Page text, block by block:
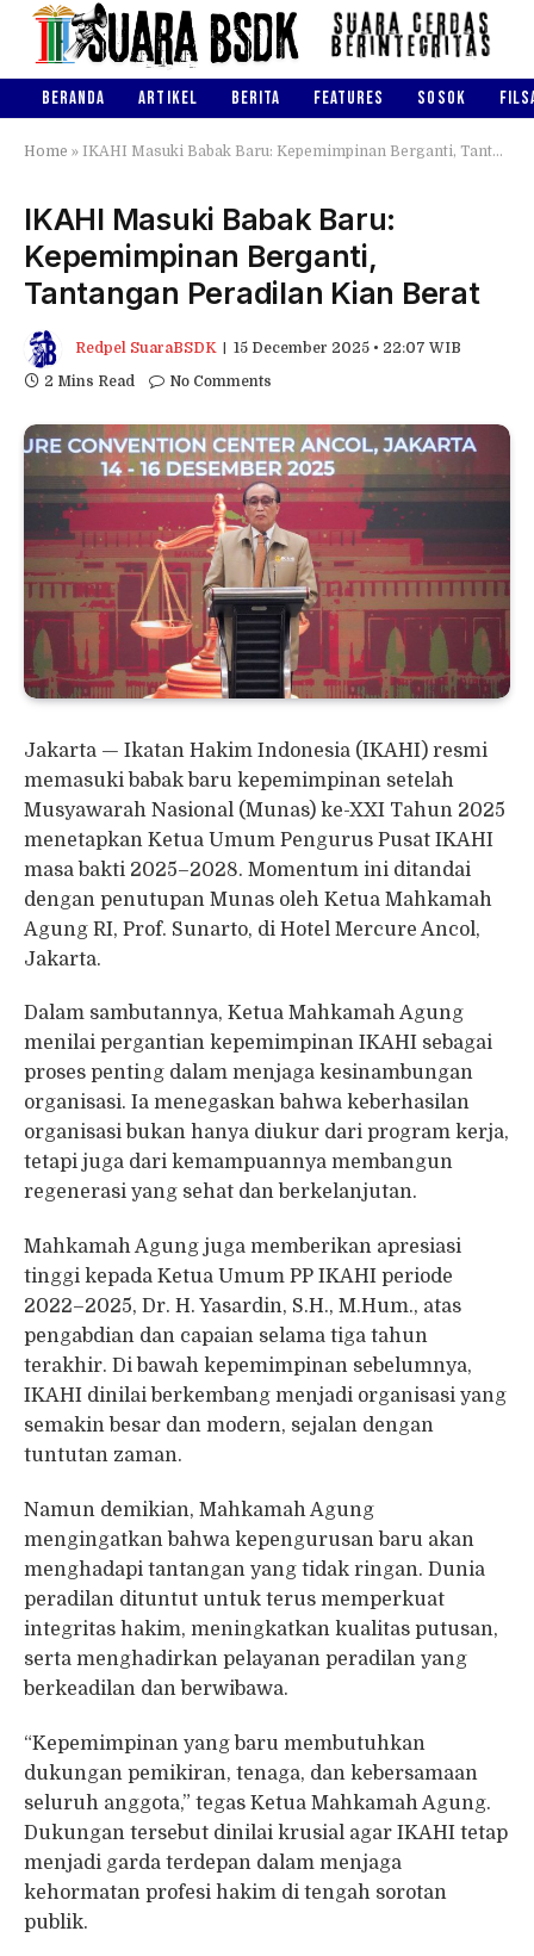
BERANDA ARTIKEL BERITA FEATURES SOSOK
Home » IKAHI Masuki Babak Baru: Kepemimpinan Berganti, Tantangan Peradilan Kian Berat
IKAHI Masuki Babak Baru:
Kepemimpinan Berganti,
Tantangan Peradilan Kian Berat
Redpel SuaraBSDK
15 December 2025 • 22:07 WIB
2 Mins Read
No Comments
Jakarta — Ikatan Hakim Indonesia (IKAHI) resmi
memasuki babak baru kepemimpinan setelah
Musyawarah Nasional (Munas) ke-XXI Tahun 2025
menetapkan Ketua Umum Pengurus Pusat IKAHI
masa bakti 2025–2028. Momentum ini ditandai
dengan penutupan Munas oleh Ketua Mahkamah
Agung RI, Prof. Sunarto, di Hotel Mercure Ancol,
Jakarta.
Dalam sambutannya, Ketua Mahkamah Agung
menilai pergantian kepemimpinan IKAHI sebagai
proses penting dalam menjaga kesinambungan
organisasi. Ia menegaskan bahwa keberhasilan
organisasi bukan hanya diukur dari program kerja,
tetapi juga dari kemampuannya membangun
regenerasi yang sehat dan berkelanjutan.
Mahkamah Agung juga memberikan apresiasi
tinggi kepada Ketua Umum PP IKAHI periode
2022–2025, Dr. H. Yasardin, S.H., M.Hum., atas
pengabdian dan capaian selama tiga tahun
terakhir. Di bawah kepemimpinan sebelumnya,
IKAHI dinilai berkembang menjadi organisasi yang
semakin besar dan modern, sejalan dengan
tuntutan zaman.
Namun demikian, Mahkamah Agung
mengingatkan bahwa kepengurusan baru akan
menghadapi tantangan yang tidak ringan. Dunia
peradilan dituntut untuk terus memperkuat
integritas hakim, meningkatkan kualitas putusan,
serta menghadirkan pelayanan peradilan yang
berkeadilan dan berwibawa.
“Kepemimpinan yang baru membutuhkan
dukungan pemikiran, tenaga, dan kebersamaan
seluruh anggota,” tegas Ketua Mahkamah Agung.
Dukungan tersebut dinilai krusial agar IKAHI tetap
menjadi garda terdepan dalam menjaga
kehormatan profesi hakim di tengah sorotan
publik.